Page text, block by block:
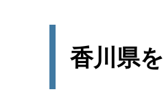
香川県